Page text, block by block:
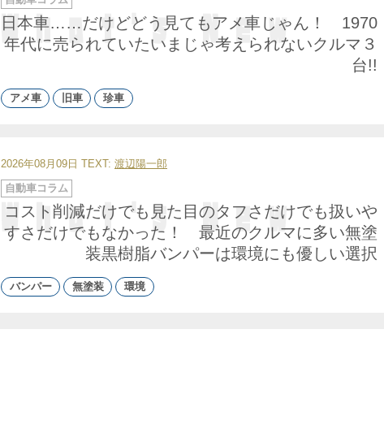
日本車……だけどどう見てもアメ車じゃん！ 1970
年代に売られていたいまじゃ考えられないクルマ３
台!!
テ
ゴ
リ
ー
アメ車 旧車 珍車
2026年08月09日 TEXT: 渡辺陽一郎
コスト削減だけでも見た目のタフさだけでも扱いや
すさだけでもなかった！ 最近のクルマに多い無塗
装黒樹脂バンパーは環境にも優しい選択
カ
テ
リ
自動車コラム
バンパー 無塗装 環境